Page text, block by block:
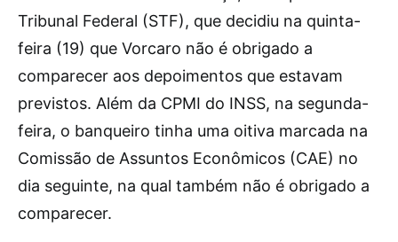
Tribunal Federal (STF), que decidiu na quinta-
feira (19) que Vorcaro não é obrigado a
comparecer aos depoimentos que estavam
previstos. Além da CPMI do INSS, na segunda-
feira, o banqueiro tinha uma oitiva marcada na
Comissão de Assuntos Econômicos (CAE) no
dia seguinte, na qual também não é obrigado a
comparecer.